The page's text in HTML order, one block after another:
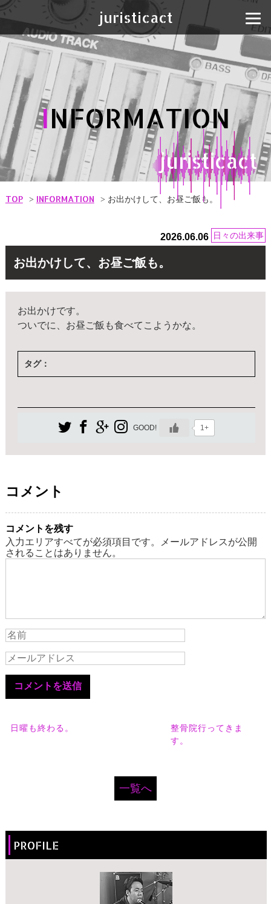
juristicact
INFORMATION
juristicact
TOP INFORMATION お出かけして、お昼ご飯も。
2026.06.06 日々の出来事
お出かけして、お昼ご飯も。
お出かけです。
ついでに、お昼ご飯も食べてこようかな。
タグ：
GOOD! 1+
コメント
コメントを残す
入力エリアすべてが必須項目です。メールアドレスが公開
されることはありません。
日曜も終わる。
整骨院行ってきま
す。
一覧へ
PROFILE